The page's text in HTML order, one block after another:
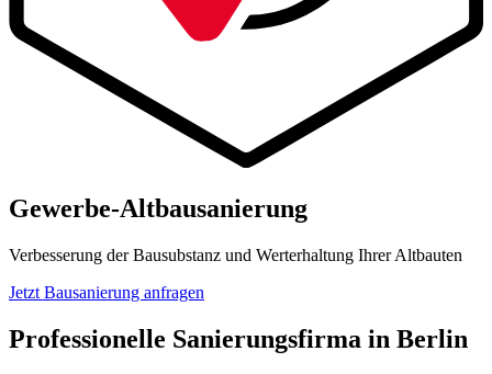
Gewerbe-Altbausanierung
Verbesserung der Bausubstanz und Werterhaltung Ihrer Altbauten
Jetzt Bausanierung anfragen
Professionelle Sanierungsfirma in Berlin